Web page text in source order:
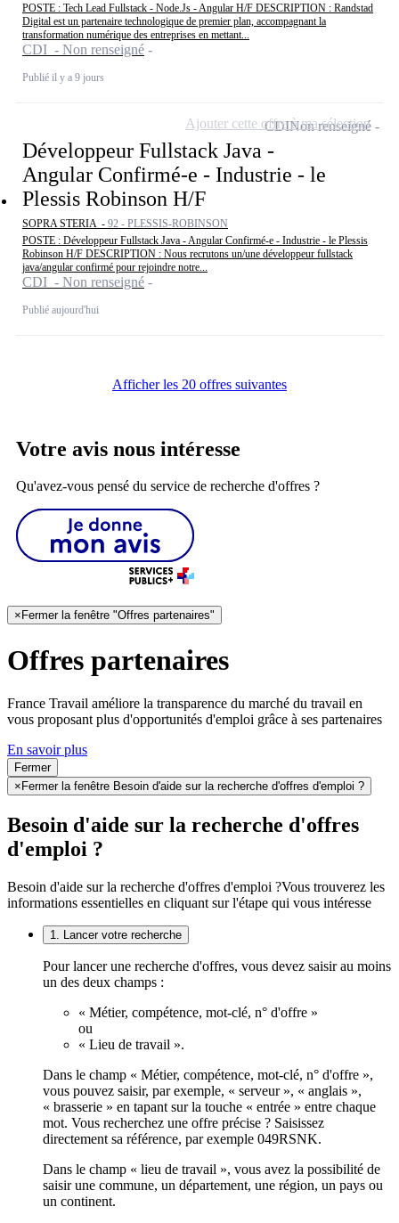
POSTE : Tech Lead Fullstack - Node.Js - Angular H/F DESCRIPTION : Randstad
Digital est un partenaire technologique de premier plan, accompagnant la
transformation numérique des entreprises en mettant...
CDI - Non renseigné
Publié il y a 9 jours
Développeur Fullstack Java -
Angular Confirmé-e - Industrie - le
Plessis Robinson H/F
SOPRA STERIA - 92 - PLESSIS-ROBINSON
POSTE : Développeur Fullstack Java - Angular Confirmé-e - Industrie - le Plessis
Robinson H/F DESCRIPTION : Nous recrutons un/une développeur fullstack
java/angular confirmé pour rejoindre notre...
CDI - Non renseigné
Publié aujourd'hui
CDINon renseigné
Ajouter cette offre à ma sélection
Afficher les 20 offres suivantes
Votre avis nous intéresse
Qu'avez-vous pensé du service de recherche d'offres ?
× Fermer la fenêtre "Offres partenaires"
Offres partenaires
France Travail améliore la transparence du marché du travail en
vous proposant plus d'opportunités d'emploi grâce à ses partenaires
En savoir plus
Fermer
× Fermer la fenêtre Besoin d'aide sur la recherche d'offres d'emploi ?
Besoin d'aide sur la recherche d'offres
d'emploi ?
Besoin d'aide sur la recherche d'offres d'emploi ?Vous trouverez les
informations essentielles en cliquant sur l'étape qui vous intéresse
1. Lancer votre recherche
Pour lancer une recherche d'offres, vous devez saisir au moins
un des deux champs :
« Métier, compétence, mot-clé, n° d'offre »
ou
« Lieu de travail ».
Dans le champ « Métier, compétence, mot-clé, n° d'offre »,
vous pouvez saisir, par exemple, « serveur », « anglais »,
« brasserie » en tapant sur la touche « entrée » entre chaque
mot. Vous recherchez une offre précise ? Saisissez
directement sa référence, par exemple 049RSNK.
Dans le champ « lieu de travail », vous avez la possibilité de
saisir une commune, un département, une région, un pays ou
un continent.